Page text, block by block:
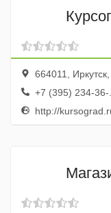
664011,
+7 (395) 234-36-...
http://